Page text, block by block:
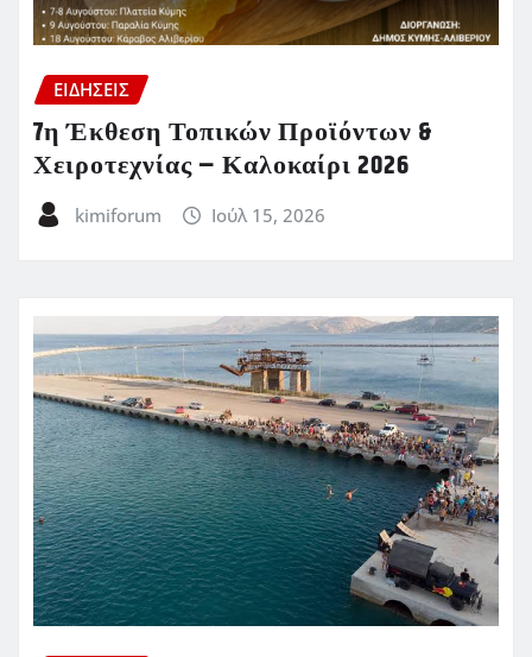
ΕΙΔΗΣΕΙΣ
7η Έκθεση Τοπικών Προϊόντων &
Χειροτεχνίας – Καλοκαίρι 2026
kimiforum Ιούλ 15, 2026